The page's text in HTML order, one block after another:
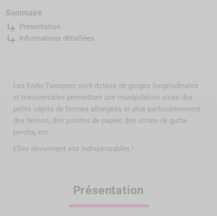
Sommaire
subdirectory_arrow_right Présentation
subdirectory_arrow_right Informations détaillées
Les Endo-Tweezers sont dotées de gorges longitudinales
et transversales permettant une manipulation aisée des
petits objets de formes allongées et plus particulièrement
des tenons, des pointes de papier, des cônes de gutta-
percha, etc.
Elles deviennent vite indispensables !
Présentation